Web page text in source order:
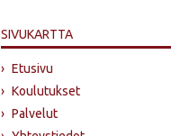
SIVUKARTTA
› Etusivu
› Koulutukset
› Palvelut